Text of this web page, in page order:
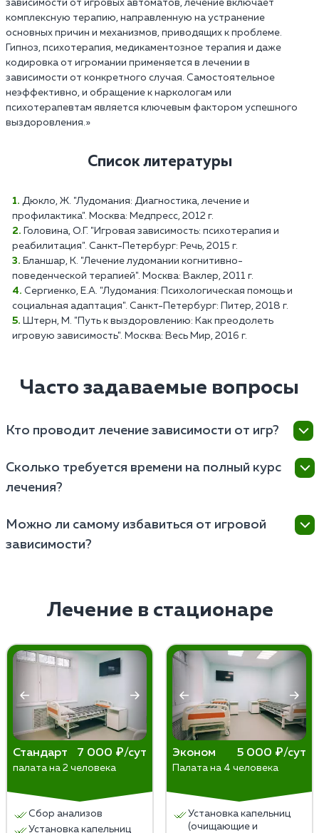
зависимости от игровых автоматов, лечение включает
комплексную терапию, направленную на устранение
основных причин и механизмов, приводящих к проблеме.
Гипноз, психотерапия, медикаментозное терапия и даже
кодировка от игромании применяется в лечении в
зависимости от конкретного случая. Самостоятельное
неэффективно, и обращение к наркологам или
психотерапевтам является ключевым фактором успешного
выздоровления.»
Список литературы
Дюкло, Ж. "Лудомания: Диагностика, лечение и
профилактика". Москва: Медпресс, 2012 г.
Головина, О.Г. "Игровая зависимость: психотерапия и
реабилитация". Санкт-Петербург: Речь, 2015 г.
Бланшар, К. "Лечение лудомании когнитивно-
поведенческой терапией". Москва: Ваклер, 2011 г.
Сергиенко, Е.А. "Лудомания: Психологическая помощь и
социальная адаптация". Санкт-Петербург: Питер, 2018 г.
Штерн, М. "Путь к выздоровлению: Как преодолеть
игровую зависимость". Москва: Весь Мир, 2016 г.
Часто задаваемые вопросы
Кто проводит лечение зависимости от игр?
имеющие опыт работы с различными формами
поведенческих зависимостей.
Сколько требуется времени на полный курс
лечения?
индивидуальных особенностей пациента, но
обычно составляет от нескольких недель до
Можно ли самому избавиться от игровой
зависимости?
требующее профессионального медицинского
подхода и комплексного лечения.
Лечение в стационаре
Стандарт 7 000 ₽/сут
палата на 2 человека
Сбор анализов
Установка капельниц
Эконом 5 000 ₽/сут
Палата на 4 человека
Установка капельниц
(очищающие и